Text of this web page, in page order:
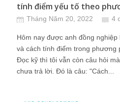
tính điểm yếu tố theo
Tháng Năm 20, 2022 4
Hôm nay được anh đồng
và cách tính điểm trong phương
Đọc kỹ thì tôi vẫn còn câu hỏi
chưa trả lời. Đó là câu: "Cách...